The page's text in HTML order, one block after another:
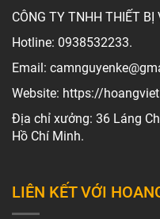
CÔNG TY TNHH THIẾT BỊ
Hotline: 0938532233.
Email:
Website: https://
Địa chỉ xưởng: 36 Láng
Hồ Chí Minh.
LIÊN KẾT VỚI